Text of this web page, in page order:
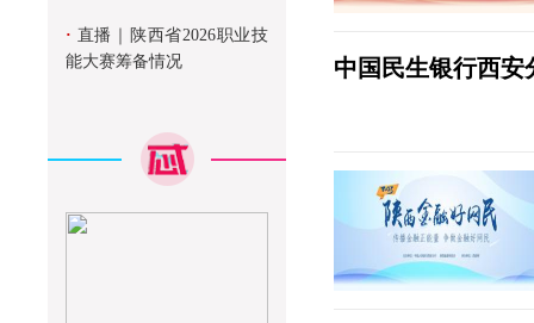
· 直播｜陕西省2026职业技
能大赛筹备情况
中国民生银行西安